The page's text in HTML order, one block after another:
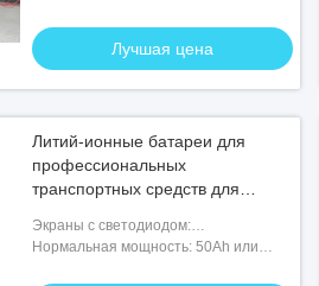
Лучшая цена
Литий-ионные батареи для
профессиональных
транспортных средств для
50Ah транспортных средств
Экраны с светодиодом:
Необязательно
Нормальная мощность: 50Ah или